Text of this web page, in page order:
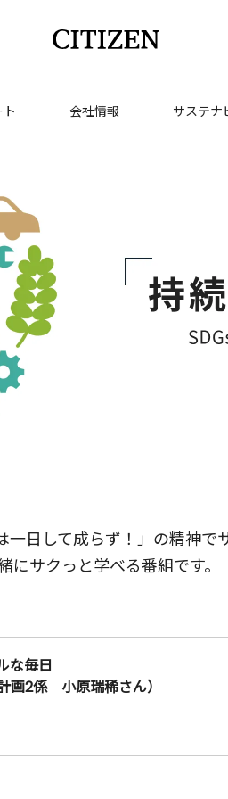
会社情報 サステナ
日して成らず！」の精神
サクっと学べる番組です。
な毎日
画2係 小原瑞稀さん）